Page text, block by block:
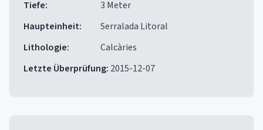
Tiefe:
3 Meter
Haupteinheit:
Serralada Litoral
Lithologie:
Calcàries
Letzte Überprüfung: 2015-12-07